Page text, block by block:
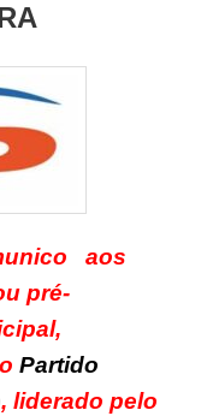
aos
pré-
Partido
, liderado pelo